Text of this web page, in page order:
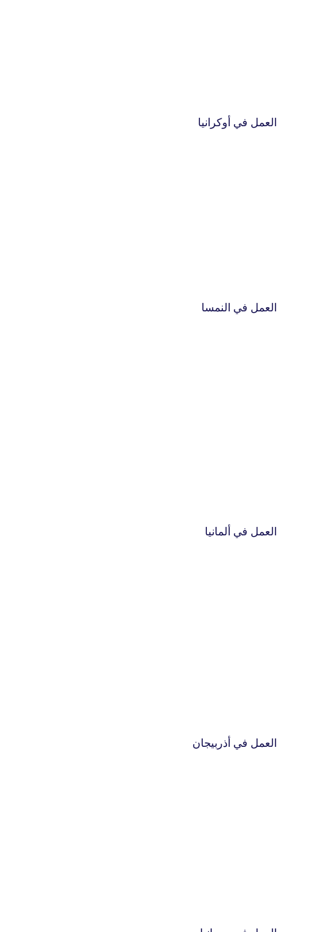
العمل في أوكرانيا
العمل في النمسا
العمل في ألمانيا
العمل في أذربيجان